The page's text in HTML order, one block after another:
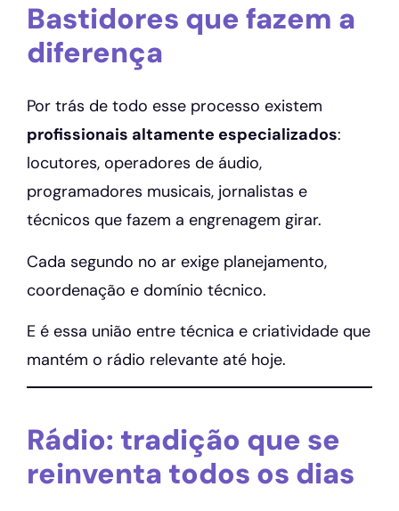
Bastidores que fazem a
diferença
Por trás de todo esse processo existem
profissionais altamente especializados:
locutores, operadores de áudio,
programadores musicais, jornalistas e
técnicos que fazem a engrenagem girar.
Cada segundo no ar exige planejamento,
coordenação e domínio técnico.
E é essa união entre técnica e criatividade que
mantém o rádio relevante até hoje.
Rádio: tradição que se
reinventa todos os dias